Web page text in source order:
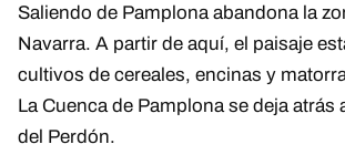
Saliendo de Pamplona abandona la
Navarra. A partir de aquí, el paisaje
cultivos de cereales, encinas y
La Cuenca de Pamplona se deja atrás
del Perdón.